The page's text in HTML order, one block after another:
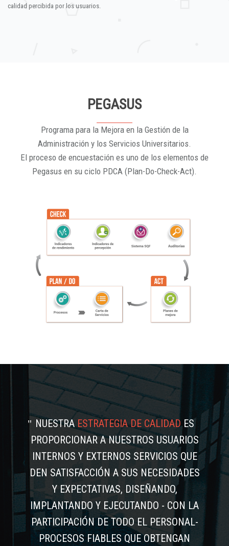
calidad percibida por los usuarios.
PEGASUS
Programa para la Mejora en la Gestión de la
Administración y los Servicios Universitarios.
El proceso de encuestación es uno de los elementos de
Pegasus en su ciclo PDCA (Plan-Do-Check-Act).
NUESTRAESTRATEGIA DE CALIDADES
PROPORCIONAR A NUESTROS USUARIOS
INTERNOS Y EXTERNOS SERVICIOS QUE
DEN SATISFACCIÓN A SUS NECESIDADES
Y EXPECTATIVAS, DISEÑANDO,
IMPLANTANDO Y EJECUTANDO - CON LA
PARTICIPACIÓN DE TODO EL PERSONAL-
PROCESOS FIABLES QUE OBTENGAN